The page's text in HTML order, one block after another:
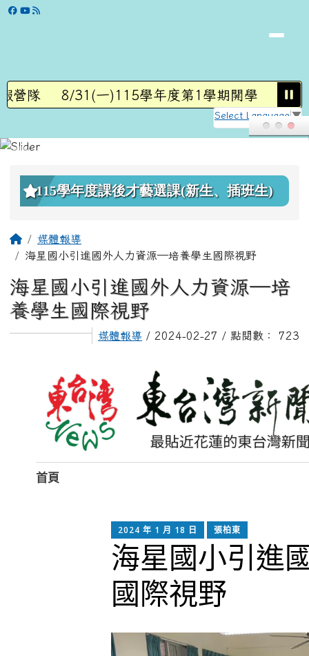
跳至主內容區
學校網站
隊 8/31(一)115學年度第1學期開學 7/6-
Select Language ▼
上中區域內容
115學年度課後才藝選課(新生、插班生)
主內容區域
回首頁媒體報導
海星國小引進國外人力資源—培養學生國際視野
海星國小引進國外人力資源—培
養學生國際視野
媒體報導 / 2024-02-27 / 點閱數： 723